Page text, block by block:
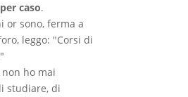
caso.
or sono, ferma a
leggo: "Corsi di
ho mai
studiare, di